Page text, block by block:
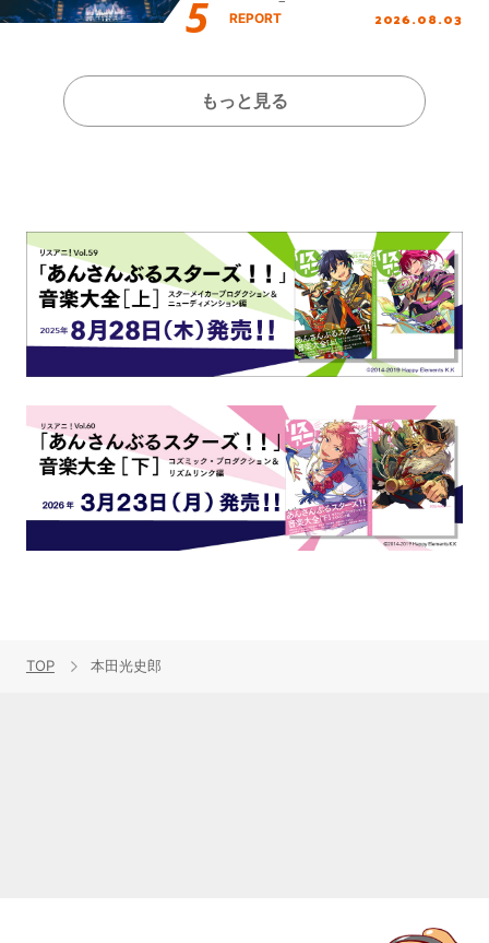
Final「NICE to meet YOU
REPORT 2026.08.03
もっと見る
TOP 本田光史郎